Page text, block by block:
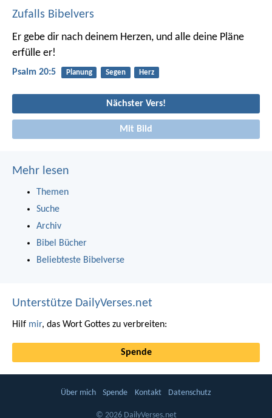
Zufalls Bibelvers
Er gebe dir nach deinem Herzen, und alle deine Pläne
erfülle er!
Psalm 20:5 Planung Segen Herz
Nächster Vers!
Mit Bild
Mehr lesen
Themen
Suche
Archiv
Bibel Bücher
Beliebteste Bibelverse
Unterstütze DailyVerses.net
Hilf mir, das Wort Gottes zu verbreiten:
Spende
Über mich Spende Kontakt Datenschutz
© 2026 DailyVerses.net